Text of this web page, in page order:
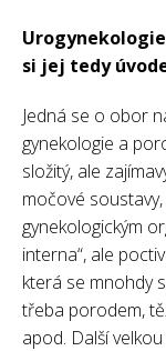
si jej tedy
Jedná se o obor
gynekologie a
složitý, ale
močové
gynekologickým
interna“, ale
která se mnohdy
třeba porodem,
apod. Další